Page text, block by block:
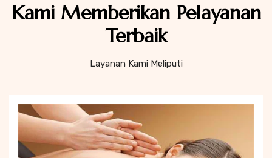
Kami Memberikan Pelayanan
Terbaik
Layanan Kami Meliputi